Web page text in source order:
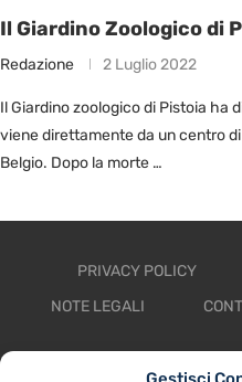
Il Giardino Zoologico di
Redazione 2 Luglio 2022
Il Giardino zoologico di Pistoia ha
viene direttamente da un centro
Belgio. Dopo la morte …
PRIVACY POLICY
NOTE LEGALI
TV
Via Monteleonese